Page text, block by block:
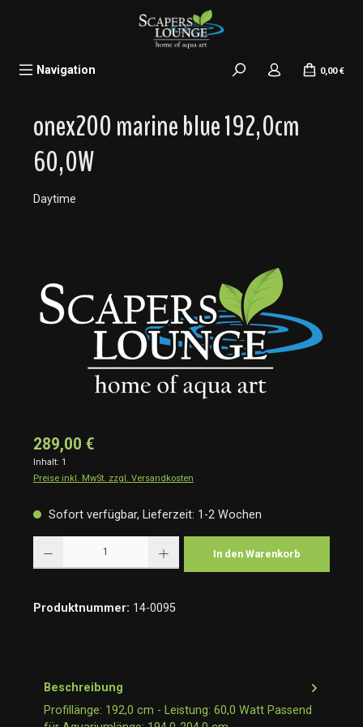
Navigation 0,00 €
onex200 marine blue 192,0cm
60,0W
Daytime
289,00 €
Inhalt: 1
Preise inkl. MwSt. zzgl. Versandkosten
Sofort verfügbar, Lieferzeit: 1-2 Wochen
In den Warenkorb
Produktnummer: 14-0095
Beschreibung
Profillänge: 192,0 cm - Leistung: 60,0 Watt Passend